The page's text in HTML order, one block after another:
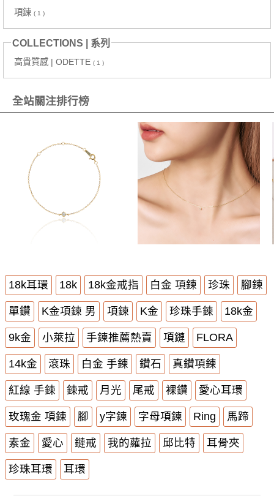
項鍊 ( 1 )
COLLECTIONS | 系列
高貴質感 | ODETTE ( 1 )
全站關注排行榜
18k耳環 18k 18k金戒指 白金 項鍊 珍珠 腳鍊
單鑽 K金項鍊 男 項鍊 K金 珍珠手鍊 18k金
9k金 小萊拉 手鍊推薦熱賣 項鏈 FLORA
14k金 滾珠 白金 手鍊 鑽石 真鑽項鍊
紅線 手鍊 鍊戒 月光 尾戒 裸鑽 愛心耳環
玫瑰金 項鍊 腳 y字鍊 字母項鍊 Ring 馬蹄
素金 愛心 鏈戒 我的蘿拉 邱比特 耳骨夾
珍珠耳環 耳環